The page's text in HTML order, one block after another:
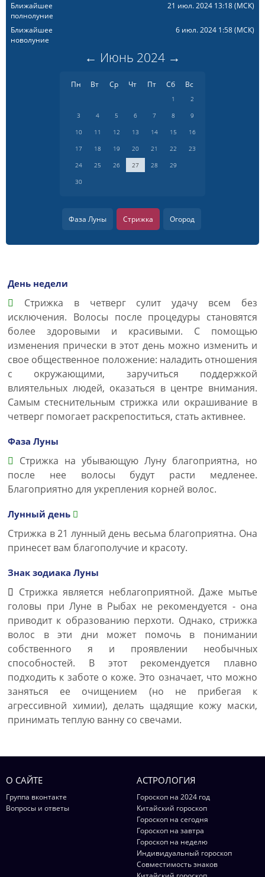
Ближайшее
полнолуние
21 июл. 2024 13:18(МСК)
Ближайшее
новолуние
6 июл. 2024 1:58(МСК)
← Июнь 2024 →
Пн Вт Ср Чт Пт Сб Вс
1
2
3
4 5 6 7 8
9
10
11 12 13 14 15
16
17
18 19 20 21 22
23
24
25 26 27 28
29
30
Фаза Луны Стрижка Огород
День недели
Cтрижка в четверг сулит удачу всем без
исключения. Волосы после процедуры становятся
более здоровыми и красивыми. С помощью
изменения прически в этот день можно изменить и
свое общественное положение: наладить отношения
с окружающими, заручиться поддержкой
влиятельных людей, оказаться в центре внимания.
Самым стеснительным стрижка или окрашивание в
четверг помогает раскрепоститься, стать активнее.
Фаза Луны
Стрижка на убывающую Луну благоприятна, но
после нее волосы будут расти медленее.
Благоприятно для укрепления корней волос.
Лунный день
Стрижка в 21 лунный день весьма благоприятна. Она
принесет вам благополучие и красоту.
Знак зодиака Луны
Стрижка является неблагоприятной. Даже мытье
головы при Луне в Рыбах не рекомендуется - она
приводит к образованию перхоти. Однако, стрижка
волос в эти дни может помочь в понимании
собственного я и проявлении необычных
способностей. В этот рекомендуется плавно
подходить к заботе о коже. Это означает, что можно
заняться ее очищением (но не прибегая к
агрессивной химии), делать щадящие кожу маски,
принимать теплую ванну со свечами.
О САЙТЕ
Группа вконтакте
Вопросы и ответы
АСТРОЛОГИЯ
Гороскоп на 2024 год
Китайский гороскоп
Гороскоп на сегодня
Гороскоп на завтра
Гороскоп на неделю
Индивидуальный гороскоп
Совместимость знаков